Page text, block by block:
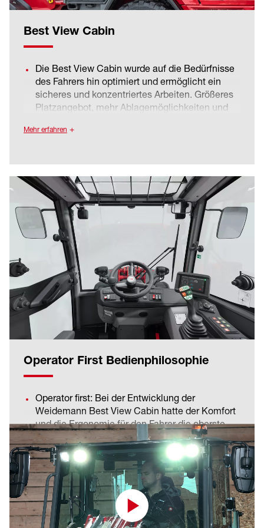
Best View Cabin
Die Best View Cabin wurde auf die Bedürfnisse
des Fahrers hin optimiert und ermöglicht ein
sicheres und konzentriertes Arbeiten. Größeres
Platzangebot, mehr Ablagemöglichkeiten und
Das 4-Säulen-Design, die tiefgezogenen
Display, Jog Dial, Joystick und weitere
Bedienelemente sind in einer
zusammenhängenden Bedienkonsole integriert,
bilden eine Einheit mit dem Fahrersitz und
federn bei Bewegung mit. Die ergonomisch
angeordneten Bedienelemente, das
ansprechende Interieur und die reduzierten
Vibrationen und Geräusche im Innenraum
erhöhen den Komfort für den Fahrer.
Mehr erfahren
Operator First Bedienphilosophie
Operator first: Bei der Entwicklung der
Weidemann Best View Cabin hatte der Komfort
und die Ergonomie für den Fahrer die oberste
Priorität.
Das zeigt sich in der ergonomischen Anordnung
sämtlicher Bedienelemente sowie dem
farborientiertem Bedienkonzept, dem
hochwertigen Fahrersitz (optional Premium Sitz)
und mitfedernder Bedienkonsole, großem 7 Zoll
Display, verschiedenen Stau- und
Mehr erfahren